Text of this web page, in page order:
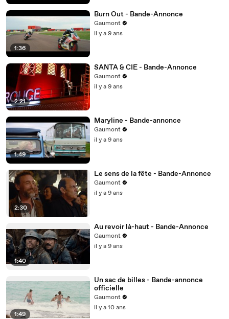
1:36
Burn Out - Bande-Annonce
Gaumont
il y a 9 ans
2:21
SANTA & CIE - Bande-Annonce
Gaumont
il y a 9 ans
1:49
Maryline - Bande-annonce
Gaumont
il y a 9 ans
2:30
Le sens de la fête - Bande-Annonce
Gaumont
il y a 9 ans
1:40
Au revoir là-haut - Bande-Annonce
Gaumont
il y a 9 ans
1:49
Un sac de billes - Bande-annonce
officielle
Gaumont
il y a 10 ans